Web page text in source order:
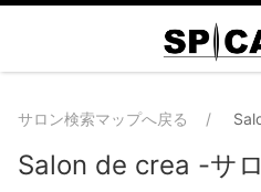
サロン検索マップへ戻る
Salon de crea -サ